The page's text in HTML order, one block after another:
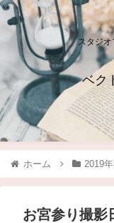
スタジ
ベク
ホーム 2019
お宮参り撮影